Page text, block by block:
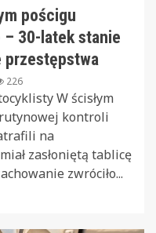
pościgu
30-latek stanie
przestępstwa
226
W ścisłym
rutynowej kontroli
na
zasłoniętą tablicę
zwróciło...